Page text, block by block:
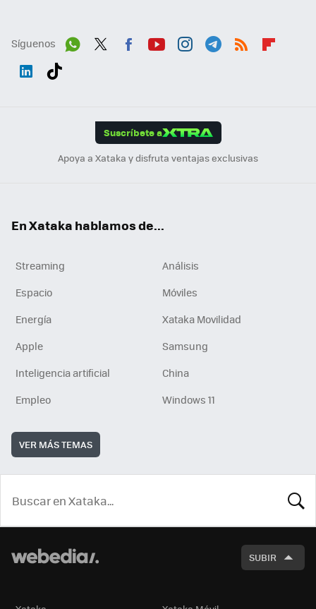
Síguenos
Suscríbete a
Apoya a Xataka y disfruta ventajas exclusivas
En Xataka hablamos de...
Streaming
Análisis
Espacio
Móviles
Energía
Xataka Movilidad
Apple
Samsung
Inteligencia artificial
China
Empleo
Windows 11
VER MÁS TEMAS
SUBIR